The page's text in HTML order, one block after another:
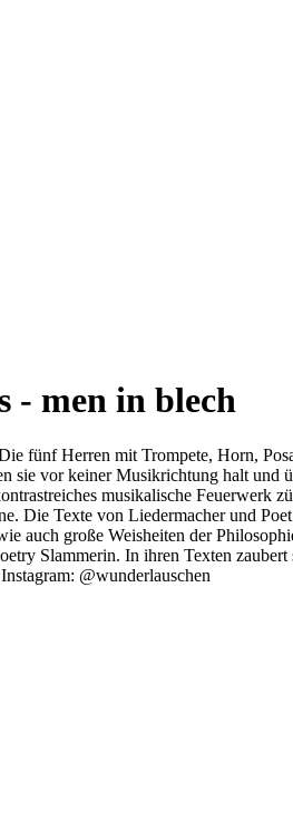
- men in blech
fünf Herren mit Trompete, Horn,
sie vor keiner Musikrichtung halt
musikalische Feuerwerk
Die Texte von Liedermacher und
auch große Weisheiten der
Slammerin. In ihren Texten
@wunderlauschen